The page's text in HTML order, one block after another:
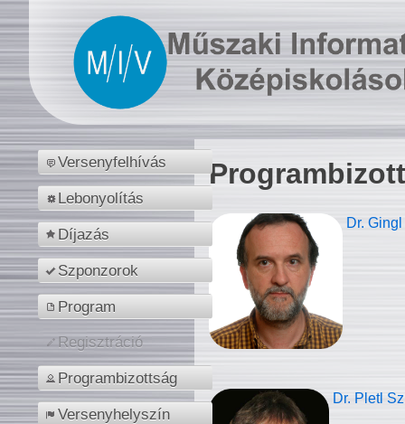
Versenyfelhívás
Lebonyolítás
Díjazás
Szponzorok
Program
Regisztráció
Programbizottság
Versenyhelyszín
Dr.
Dr. Pletl